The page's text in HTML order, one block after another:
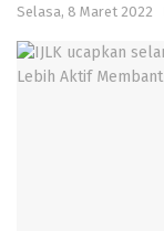
Selasa, 8 Maret 2022